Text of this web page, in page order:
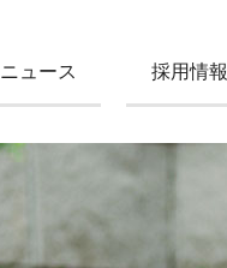
ニュース 採用情報